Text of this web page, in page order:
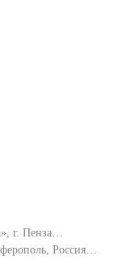
г. Пенза…
Россия…